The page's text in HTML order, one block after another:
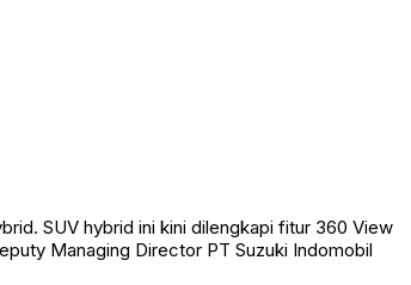
SUV hybrid ini kini dilengkapi fitur 360 View
Managing Director PT Suzuki Indomobil